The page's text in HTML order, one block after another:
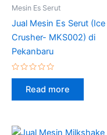
Mesin Es Serut
Jual Mesin Es Serut (Ice
Crusher- MKS002) di
Pekanbaru
Rated
Read more